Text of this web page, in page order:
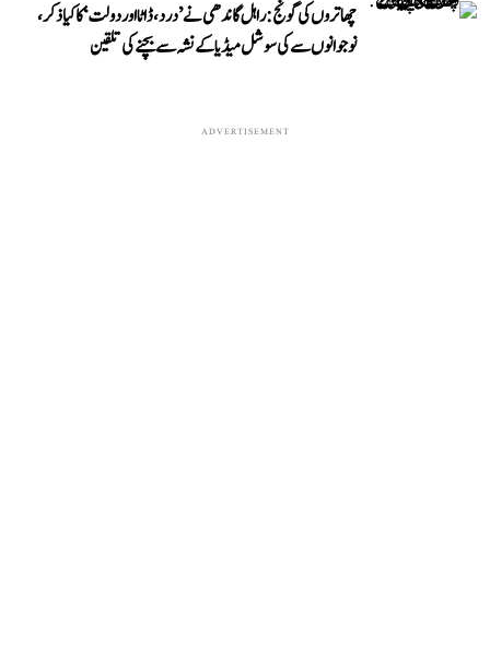
چھاتروں کی گونج: راہل گاندھی نے ’درد، ڈاٹا اور دولت‘ کا کیا ذکر،
نوجوانوں سے کی سوشل میڈیا کے نشہ سے بچنے کی تلقین
ADVERTISEMENT